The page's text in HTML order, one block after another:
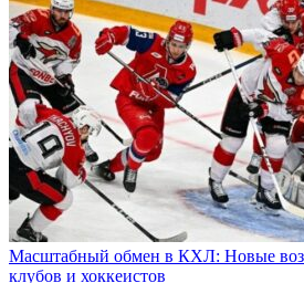
Масштабный обмен в КХЛ: Новые
клубов и хоккеистов